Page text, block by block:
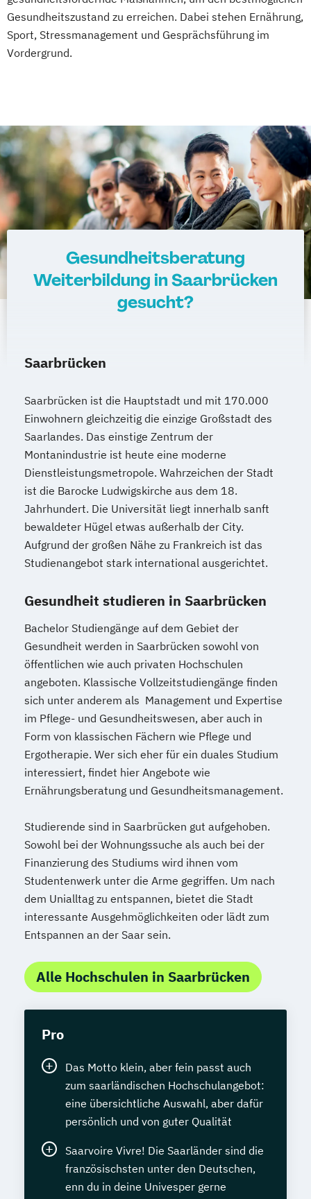
Gesundheitszustand zu erreichen. Dabei stehen Ernährung,
Sport, Stressmanagement und Gesprächsführung im
Vordergrund.
Gesundheitsberatung
Weiterbildung in Saarbrücken
gesucht?
Saarbrücken
Saarbrücken ist die Hauptstadt und mit 170.000
Einwohnern gleichzeitig die einzige Großstadt des
Saarlandes. Das einstige Zentrum der
Montanindustrie ist heute eine moderne
Dienstleistungsmetropole. Wahrzeichen der Stadt
ist die Barocke Ludwigskirche aus dem 18.
Jahrhundert. Die Universität liegt innerhalb sanft
bewaldeter Hügel etwas außerhalb der City.
Aufgrund der großen Nähe zu Frankreich ist das
Studienangebot stark international ausgerichtet.
Gesundheit studieren in Saarbrücken
Bachelor Studiengänge auf dem Gebiet der
Gesundheit werden in Saarbrücken sowohl von
öffentlichen wie auch privaten Hochschulen
angeboten. Klassische Vollzeitstudiengänge finden
sich unter anderem als Management und Expertise
im Pflege- und Gesundheitswesen, aber auch in
Form von klassischen Fächern wie Pflege und
Ergotherapie. Wer sich eher für ein duales Studium
interessiert, findet hier Angebote wie
Ernährungsberatung und Gesundheitsmanagement.
Studierende sind in Saarbrücken gut aufgehoben.
Sowohl bei der Wohnungssuche als auch bei der
Finanzierung des Studiums wird ihnen vom
Studentenwerk unter die Arme gegriffen. Um nach
dem Unialltag zu entspannen, bietet die Stadt
interessante Ausgehmöglichkeiten oder lädt zum
Entspannen an der Saar sein.
Alle Hochschulen in Saarbrücken
Pro
Das Motto klein, aber fein passt auch
zum saarländischen Hochschulangebot:
eine übersichtliche Auswahl, aber dafür
persönlich und von guter Qualität
Saarvoire Vivre! Die Saarländer sind die
französischsten unter den Deutschen,
enn du in deine Univesper gerne